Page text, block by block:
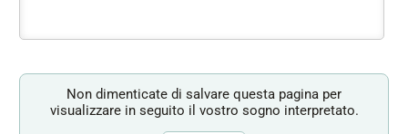
Non dimenticate di salvare questa pagina per
visualizzare in seguito il vostro sogno interpretato.